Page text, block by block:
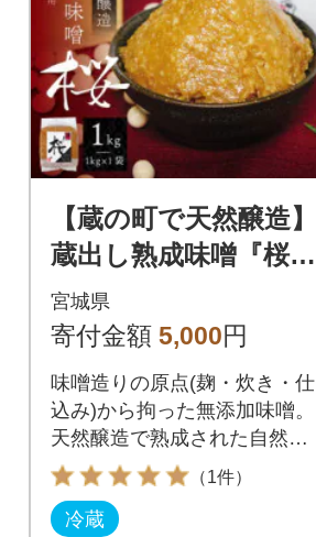
【蔵の町で天然醸造】
蔵出し熟成味噌『桜』
1kg×1袋(無添加・国産
原材料)桜中味噌店
宮城県
寄付金額 5,000円
味噌造りの原点(麹・炊き・仕
込み)から拘った無添加味噌。
天然醸造で熟成された自然の
甘みを味わえます。
（1件）
冷蔵